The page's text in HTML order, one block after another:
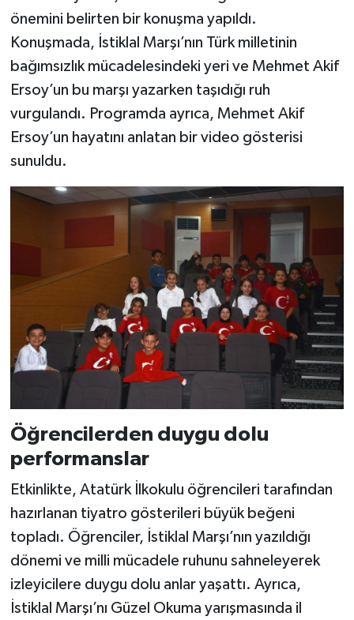
önemini belirten bir konuşma yapıldı.
Konuşmada, İstiklal Marşı’nın Türk milletinin
bağımsızlık mücadelesindeki yeri ve Mehmet Akif
Ersoy’un bu marşı yazarken taşıdığı ruh
vurgulandı. Programda ayrıca, Mehmet Akif
Ersoy’un hayatını anlatan bir video gösterisi
sunuldu.
Öğrencilerden duygu dolu
performanslar
Etkinlikte, Atatürk İlkokulu öğrencileri tarafından
hazırlanan tiyatro gösterileri büyük beğeni
topladı. Öğrenciler, İstiklal Marşı’nın yazıldığı
dönemi ve milli mücadele ruhunu sahneleyerek
izleyicilere duygu dolu anlar yaşattı. Ayrıca,
İstiklal Marşı’nı Güzel Okuma yarışmasında il